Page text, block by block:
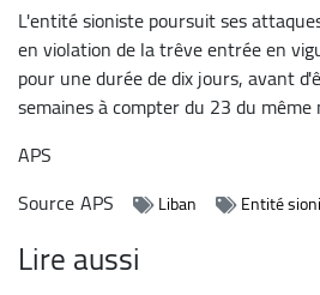
L'entité sioniste poursuit ses
en violation de la trêve entrée en
pour une durée de dix jours, avant
semaines à compter du 23 du même
APS
SourceAPS Liban Entité
Lire aussi